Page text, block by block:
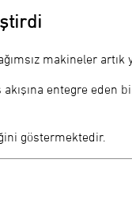
makineler artık
entegre eden
göstermektedir.